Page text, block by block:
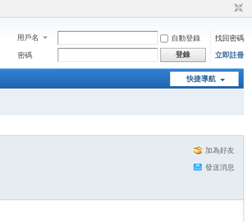
用戶名 自動登錄
找回密碼
密碼
登錄 立即註冊
快捷導航
加為好友
發送消息